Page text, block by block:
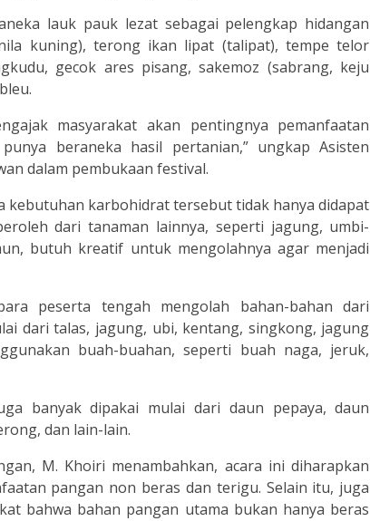
lauk pauk lezat sebagai pelengkap hidangan
kuning), terong ikan lipat (talipat), tempe telor
gecok ares pisang, sakemoz (sabrang, keju
masyarakat akan pentingnya pemanfaatan
beraneka hasil pertanian,” ungkap Asisten
dalam pembukaan festival.
kebutuhan karbohidrat tersebut tidak hanya didapat
dari tanaman lainnya, seperti jagung, umbi-
butuh kreatif untuk mengolahnya agar menjadi
peserta tengah mengolah bahan-bahan dari
dari talas, jagung, ubi, kentang, singkong, jagung
buah-buahan, seperti buah naga, jeruk,
banyak dipakai mulai dari daun pepaya, daun
dan lain-lain.
M. Khoiri menambahkan, acara ini diharapkan
pangan non beras dan terigu. Selain itu, juga
bahwa bahan pangan utama bukan hanya beras